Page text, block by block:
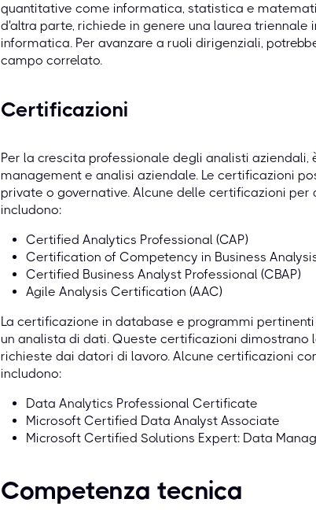
quantitative come informatica, statistica e
d'altra parte, richiede in genere una laurea
informatica. Per avanzare a ruoli dirigenziali,
campo correlato.
Certificazioni
Per la crescita professionale degli analisti
management e analisi aziendale. Le certificazioni
private o governative. Alcune delle certificazioni
includono:
Certified Analytics Professional (CAP)
Certification of Competency in Business
Certified Business Analyst Professional (CBAP)
Agile Analysis Certification (AAC)
La certificazione in database e programmi
un analista di dati. Queste certificazioni dimostrano
richieste dai datori di lavoro. Alcune certificazioni
includono:
Data Analytics Professional Certificate
Microsoft Certified Data Analyst Associate
Microsoft Certified Solutions Expert: Data
Competenza tecnica